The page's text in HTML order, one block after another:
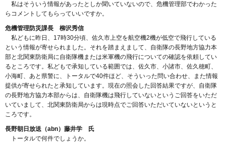
私はそういう情報があったとしか聞いていないので、危機管理部でわかった
らコメントしてもらっていいですか。
危機管理防災課長 柳沢秀信
私どもに昨日、17時30分頃、佐久市上空を航空機2機が低空で飛行している
という情報が寄せられました。それを踏まえまして、自衛隊の長野地方協力本
部と北関東防衛局に自衛隊機または米軍機の飛行についての確認を依頼してい
るところです。私どもで承知している範囲では、佐久市、小諸市、佐久穂町、
小海町、あと県警に、トータルで40件ほど、そういった問い合わせ、また情報
提供が寄せられたと承知しています。現在の照会した回答結果ですが、自衛隊
の長野地方協力本部からは、自衛隊機は飛行していないというご回答をいただ
いていまして、北関東防衛局からは現時点でご回答いただいていないというと
ころです。
長野朝日放送（abn）藤井学 氏
トータルで何件でしょうか。